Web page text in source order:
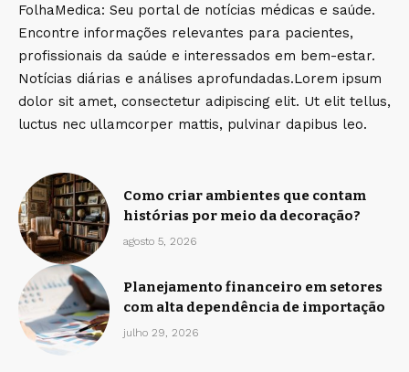
FolhaMedica: Seu portal de notícias médicas e saúde.
Encontre informações relevantes para pacientes,
profissionais da saúde e interessados em bem-estar.
Notícias diárias e análises aprofundadas.Lorem ipsum
dolor sit amet, consectetur adipiscing elit. Ut elit tellus,
luctus nec ullamcorper mattis, pulvinar dapibus leo.
Como criar ambientes que contam
histórias por meio da decoração?
agosto 5, 2026
Planejamento financeiro em setores
com alta dependência de importação
julho 29, 2026